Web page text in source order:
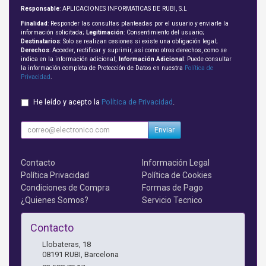
Responsable: APLICACIONES INFORMATICAS DE RUBI, S.L
Finalidad: Responder las consultas planteadas por el usuario y enviarle la
información solicitada; Legitimación: Consentimiento del usuario;
Destinatarios: Solo se realizan cesiones si existe una obligación legal;
Derechos: Acceder, rectificar y suprimir, así como otros derechos, como se
indica en la información adicional;
Información Adicional : Puede consultar
la información completa de Protección de Datos en nuestra Política de
Privacidad
He leído y acepto la Política de Privacidad
Enviar
Contacto
Información Legal
Política Privacidad
Política de Cookies
Condiciones de Compra
Formas de Pago
¿Quienes Somos?
Servicio Tecnico
Contacto
Llobateras, 18
08191 RUBI Barcelona